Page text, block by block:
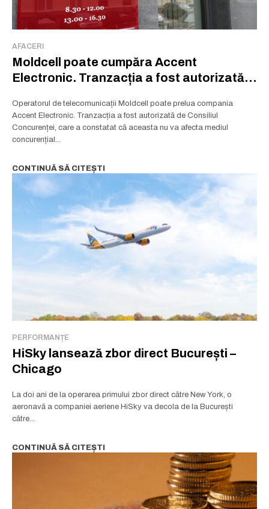
Abonează-te
Abonează-te
Rămâi conectat la lumea afacerilor și
Abonează-te la newsletterul The List și citește știrile altfel.
AFACERI
Moldcell poate cumpăra Accent
Electronic. Tranzacția a fost autorizată
Operatorul de telecomunicații Moldcell poate prelua compania
Accent Electronic. Tranzacția a fost autorizată de Consiliul
Concurenței, care a constatat că aceasta nu va afecta mediul
concurențial...
CONTINUĂ SĂ CITEȘTI
PERFORMANȚE
HiSky lansează zbor direct București –
Chicago
La doi ani de la operarea primului zbor direct către New York, o
aeronavă a companiei aeriene HiSky va decola de la București
către...
CONTINUĂ SĂ CITEȘTI